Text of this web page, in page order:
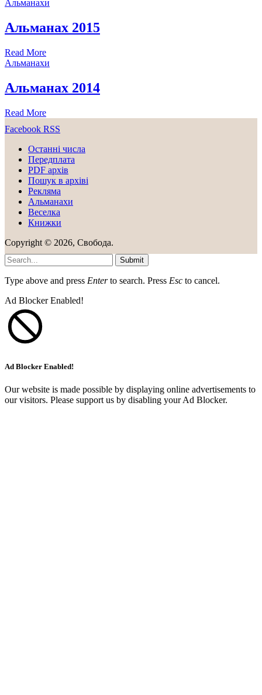
Альманахи
Альманах 2015
Read More
Альманахи
Альманах 2014
Read More
Facebook RSS
Останні числа
Передплата
PDF aрхів
Пошук в архіві
Рекляма
Альманахи
Веселка
Книжки
Copyright © 2026, Свобода.
Submit
Type above and press Enterto search. Press Esc to cancel.
Ad Blocker Enabled!
Ad Blocker Enabled!
Our website is made possible by displaying online advertisements to
our visitors. Please support us by disabling your Ad Blocker.